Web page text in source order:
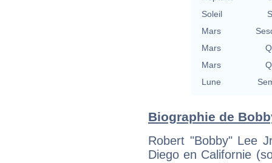
Soleil
Mars
Mars
Mars
Lune
Biographie de
Robert "Bobby" Lee
Diego en Californie